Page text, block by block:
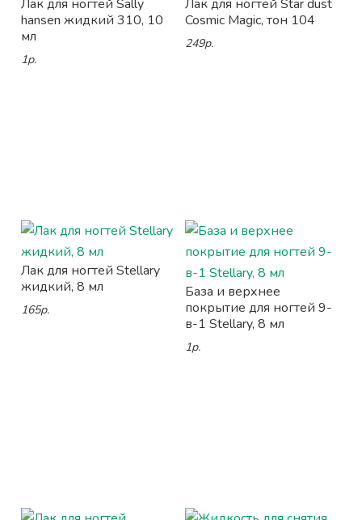
Лак для ногтей Sally
hansen жидкий 310, 10
мл
1р.
Лак для ногтей Star dust
Cosmic Magic, тон 104
249р.
Лак для ногтей Stellary
жидкий, 8 мл
165р.
База и верхнее
покрытие для ногтей 9-
в-1 Stellary, 8 мл
1р.